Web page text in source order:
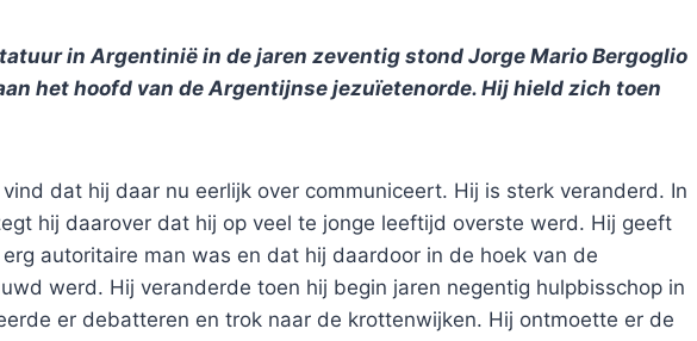
in Argentinië in de jaren zeventig stond Jorge Mario Bergoglio
het hoofd van de Argentijnse jezuïetenorde. Hij hield zich toen
dat hij daar nu eerlijk over communiceert. Hij is sterk veranderd. In
hij daarover dat hij op veel te jonge leeftijd overste werd. Hij geeft
autoritaire man was en dat hij daardoor in de hoek van de
werd. Hij veranderde toen hij begin jaren negentig hulpbisschop in
er debatteren en trok naar de krottenwijken. Hij ontmoette er de